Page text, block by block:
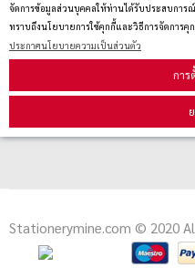
จัดการข้อมูลส่วนบุคคลให้ท่านได้รับประสบการณ์
ทราบถึงนโยบายการใช้คุกกี้และวิธีการจัดการคุ
ประกาศนโยบายความเป็นส่วนตัว
การ
สมัครรับข่าวสาร
Stationerymine.com © 2020